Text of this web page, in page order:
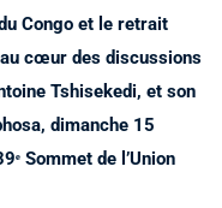
Congo et le retrait
cœur des discussions
Tshisekedi, et son
dimanche 15
Sommet de l’Union